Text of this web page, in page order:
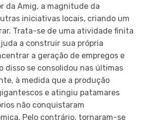
da Amig, a magnitude da
iniciativas locais, criando um
Trata-se de uma atividade finita
a construir sua própria
a geração de empregos e
disso se consolidou nas últimas
à medida que a produção
e atingiu patamares
não conquistaram
Pelo contrário, tornaram-se